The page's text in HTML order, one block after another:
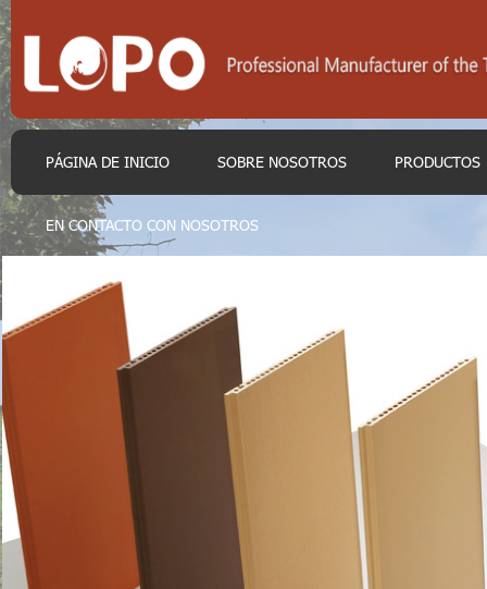
PÁGINA DE INICIO SOBRE NOSOTROS PRODUCTOS
EN CONTACTO CON NOSOTROS